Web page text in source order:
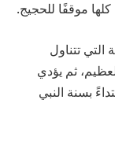
موقفًا للحجيج.
تتناول
ثم يؤدي
بسنة النبي